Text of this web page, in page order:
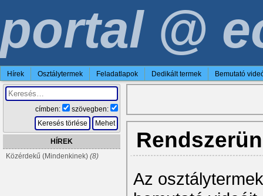
portal @
Hírek Osztálytermek Feladatlapok Dedikált termek Bemutató
címben:
szövegben:
Keresés törlése
Mehet
HÍREK
Közérdekű (Mindenkinek) (8)
Az